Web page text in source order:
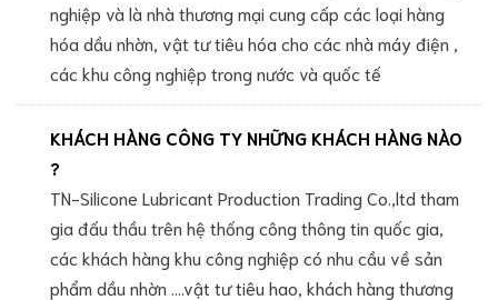
nghiệp và là nhà thương mại cung cấp các loại hàng
hóa dầu nhờn, vật tư tiêu hóa cho các nhà máy điện ,
các khu công nghiệp trong nước và quốc tế
KHÁCH HÀNG CÔNG TY NHỮNG KHÁCH HÀNG NÀO
?
TN-Silicone Lubricant Production Trading Co.,ltd tham
gia đấu thầu trên hệ thống công thông tin quốc gia,
các khách hàng khu công nghiệp có nhu cầu về sản
phẩm dầu nhờn ....vật tư tiêu hao, khách hàng thương